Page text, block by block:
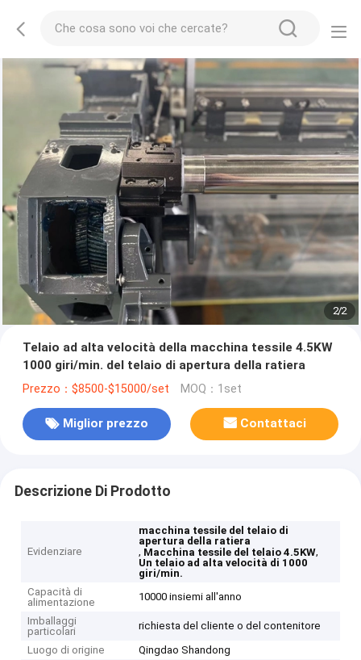
2/2
Telaio ad alta velocità della macchina tessile 4.5KW
1000 giri/min. del telaio di apertura della ratiera
Prezzo：$8500-$15000/set MOQ：1set
Miglior prezzo Contattaci
Descrizione Di Prodotto
Evidenziare
macchina tessile del telaio di
apertura della ratiera
, Macchina tessile del telaio 4.5KW,
Un telaio ad alta velocità di 1000
giri/min.
Capacità di
alimentazione
10000 insiemi all'anno
Imballaggi
particolari
richiesta del cliente o del contenitore
Luogo di origine
Qingdao Shandong